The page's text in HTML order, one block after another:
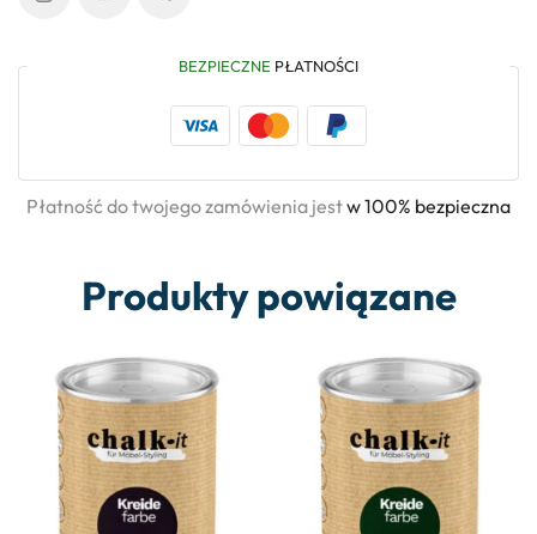
BEZPIECZNE PŁATNOŚCI
Płatność do twojego zamówienia jestw 100% bezpieczna
Produkty powiązane